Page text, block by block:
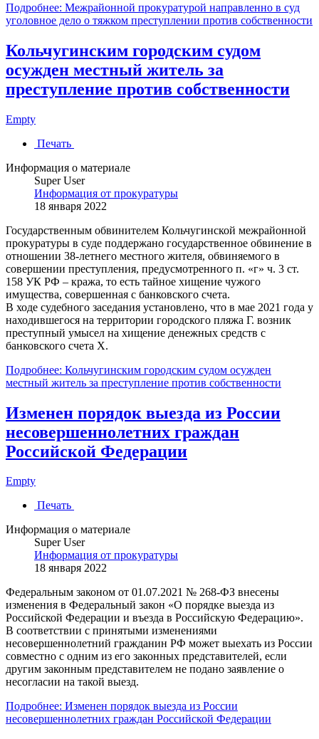
Подробнее: Межрайонной прокуратурой направленно в суд
уголовное дело о тяжком преступлении против собственности
Кольчугинским городским судом
осужден местный житель за
преступление против собственности
Empty
Печать
Информация о материале
Super User
Информация от прокуратуры
18 января 2022
Государственным обвинителем Кольчугинской межрайонной
прокуратуры в суде поддержано государственное обвинение в
отношении 38-летнего местного жителя, обвиняемого в
совершении преступления, предусмотренного п. «г» ч. 3 ст.
158 УК РФ – кража, то есть тайное хищение чужого
имущества, совершенная с банковского счета.
В ходе судебного заседания установлено, что в мае 2021 года у
находившегося на территории городского пляжа Г. возник
преступный умысел на хищение денежных средств с
банковского счета Х.
Подробнее: Кольчугинским городским судом осужден
местный житель за преступление против собственности
Изменен порядок выезда из России
несовершеннолетних граждан
Российской Федерации
Empty
Печать
Информация о материале
Super User
Информация от прокуратуры
18 января 2022
Федеральным законом от 01.07.2021 № 268-ФЗ внесены
изменения в Федеральный закон «О порядке выезда из
Российской Федерации и въезда в Российскую Федерацию».
В соответствии с принятыми изменениями
несовершеннолетний гражданин РФ может выехать из России
совместно с одним из его законных представителей, если
другим законным представителем не подано заявление о
несогласии на такой выезд.
Подробнее: Изменен порядок выезда из России
несовершеннолетних граждан Российской Федерации